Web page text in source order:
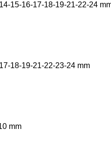
15-16-17-18-19-21-22-24
18-19-21-22-23-24 mm
mm